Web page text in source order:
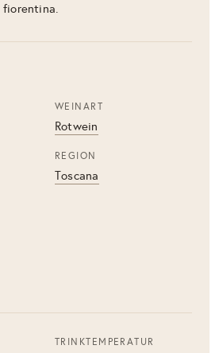
fiorentina.
WEINART
Rotwein
REGION
Toscana
TRINKTEMPERATUR